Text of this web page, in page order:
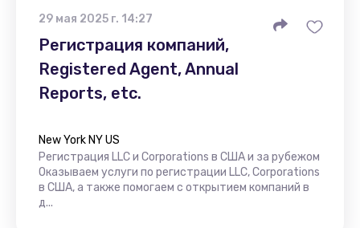
29 мая 2025 г. 14:27
Регистрация компаний,
Registered Agent, Annual
Reports, etc.
New York NY US
Регистрация LLC и Corporations в США и за рубежом
Оказываем услуги по регистрации LLC, Corporations
в США, а также помогаем с открытием компаний в
д...